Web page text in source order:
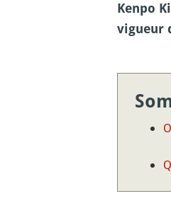
Kenpo
vigueur